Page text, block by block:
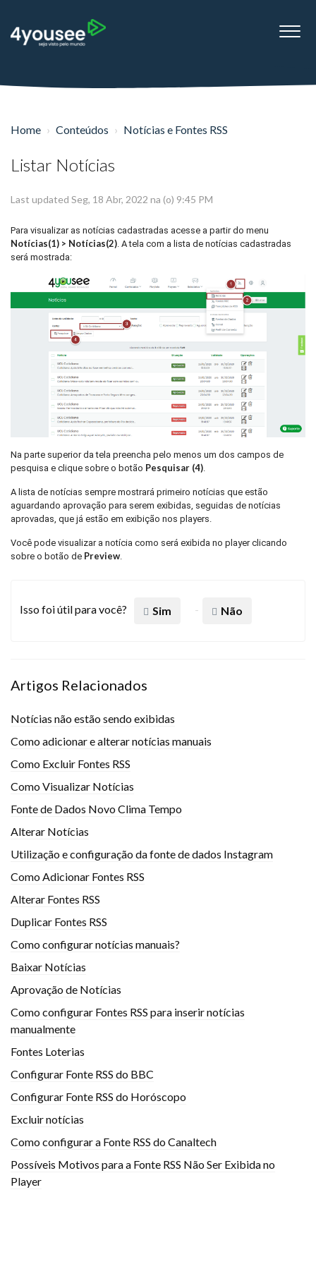
Home Conteúdos Notícias e Fontes RSS
Listar Notícias
Last updated Seg, 18 Abr, 2022 na (o) 9:45 PM
Para visualizar as notícias cadastradas acesse a partir do menu
Notícias(1) > Notícias(2) . A tela com a lista de notícias cadastradas
será mostrada:
Na parte superior da tela preencha pelo menos um dos campos de
pesquisa e clique sobre o botão Pesquisar (4).
A lista de notícias sempre mostrará primeiro notícias que estão
aguardando aprovação para serem exibidas, seguidas de notícias
aprovadas, que já estão em exibição nos players.
Você pode visualizar a notícia como será exibida no player clicando
sobre o botão de Preview.
Isso foi útil para você? Sim Não
Artigos Relacionados
Notícias não estão sendo exibidas
Como adicionar e alterar notícias manuais
Como Excluir Fontes RSS
Como Visualizar Notícias
Fonte de Dados Novo Clima Tempo
Alterar Notícias
Utilização e configuração da fonte de dados Instagram
Como Adicionar Fontes RSS
Alterar Fontes RSS
Duplicar Fontes RSS
Como configurar notícias manuais?
Baixar Notícias
Aprovação de Notícias
Como configurar Fontes RSS para inserir notícias
manualmente
Fontes Loterias
Configurar Fonte RSS do BBC
Configurar Fonte RSS do Horóscopo
Excluir notícias
Como configurar a Fonte RSS do Canaltech
Possíveis Motivos para a Fonte RSS Não Ser Exibida no
Player